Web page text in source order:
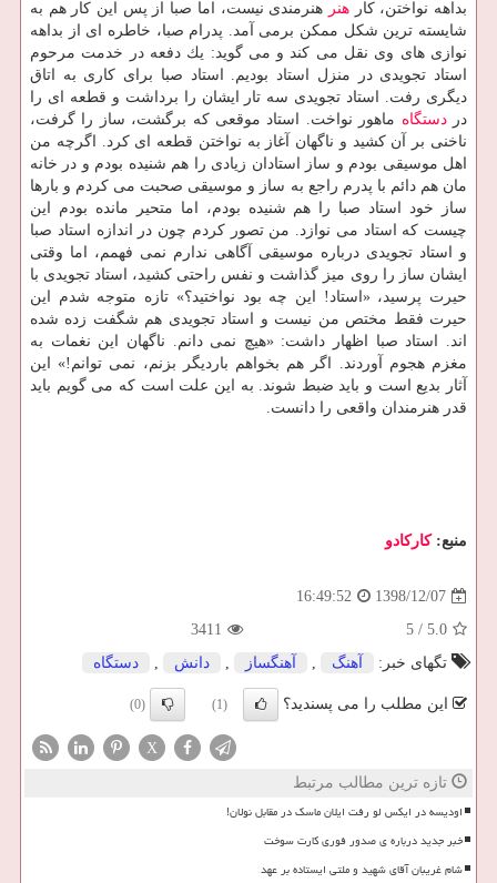
بداهه نواختن، كارهنر هنرمندی نیست، اما صبا از پس این كار هم به
شایسته ترین شكل ممكن برمی آمد. پدرام صبا، خاطره ای از بداهه
نوازی های وی نقل می كند و می گوید: یك دفعه در خدمت مرحوم
استاد تجویدی در منزل استاد بودیم. استاد صبا برای كاری به اتاق
دیگری رفت. استاد تجویدی سه تار ایشان را برداشت و قطعه ای را
دردستگاه ماهور نواخت. استاد موقعی كه برگشت، ساز را گرفت،
ناخنی بر آن كشید و ناگهان آغاز به نواختن قطعه ای كرد. اگرچه من
اهل موسیقی بودم و ساز استادان زیادی را هم شنیده بودم و در خانه
مان هم دائم با پدرم راجع به ساز و موسیقی صحبت می كردم و بارها
ساز خود استاد صبا را هم شنیده بودم، اما متحیر مانده بودم این
چیست كه استاد می نوازد. من تصور كردم چون در اندازه استاد صبا
و استاد تجویدی درباره موسیقی آگاهی ندارم نمی فهمم، اما وقتی
ایشان ساز را روی میز گذاشت و نفس راحتی كشید، استاد تجویدی با
حیرت پرسید، «استاد! این چه بود نواختید؟» تازه متوجه شدم این
حیرت فقط مختص من نیست و استاد تجویدی هم شگفت زده شده
اند. استاد صبا اظهار داشت: «هیچ نمی دانم. ناگهان این نغمات به
مغزم هجوم آوردند. اگر هم بخواهم باردیگر بزنم، نمی توانم!» این
آثار بدیع است و باید ضبط شوند. به این علت است كه می گویم باید
قدر هنرمندان واقعی را دانست.
منبع:كاركادو
1398/12/07
16:49:52
5.0
/
5
3411
تگهای خبر:
آهنگ , آهنگساز , دانش , دستگاه
این مطلب را می پسندید؟ (1)
(0)
X
تازه ترین مطالب مرتبط
اودیسه در ایکس لو رفت ایلان ماسک در مقابل نولان!
خبر جدید درباره ی صدور فوری کارت سوخت
شام غریبان آقای شهید و ملتی ایستاده بر عهد